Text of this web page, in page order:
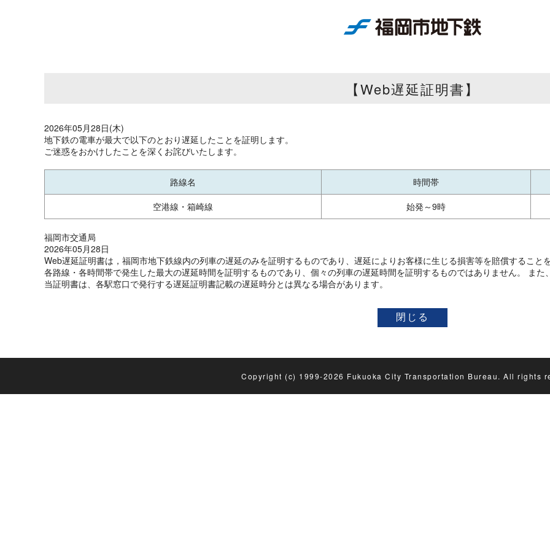
【Web遅延証明書】
2026年05月28日(木)
地下鉄の電車が最大で以下のとおり遅延したことを証明します。
ご迷惑をおかけしたことを深くお詫びいたします。
路線名 時間帯
空港線・箱崎線
始発～9時
福岡市交通局
2026年05月28日
Web遅延証明書は，福岡市地下鉄線内の列車の遅延のみを証明するものであり、遅延によりお客様に生じる損害等を賠償すること
各路線・各時間帯で発生した最大の遅延時間を証明するものであり、個々の列車の遅延時間を証明するものではありません。 また
当証明書は、各駅窓口で発行する遅延証明書記載の遅延時分とは異なる場合があります。
Copyright (c) 1999-2026 Fukuoka City Transportation Bureau. All rights